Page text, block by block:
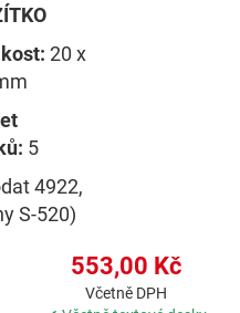
20 x
5
4922,
S-520)
553,00 Kč
Včetně DPH